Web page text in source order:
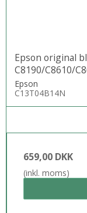
Epson original
C8190/C8610/
Epson
C13T04B14N
659,00 DKK
(inkl. moms)